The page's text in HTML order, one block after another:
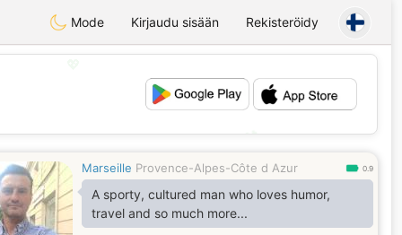
Mode Kirjaudu sisään Rekisteröidy
Marseille Provence-Alpes-Côte d Azur 0.9
A sporty, cultured man who loves humor,
travel and so much more...